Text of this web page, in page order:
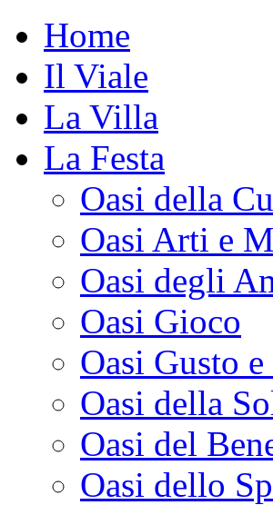
Home
Il Viale
La Villa
La Festa
Oasi della
Oasi Arti e
Oasi degli
Oasi Gioco
Oasi Gusto
Oasi della
Oasi del
Oasi dello